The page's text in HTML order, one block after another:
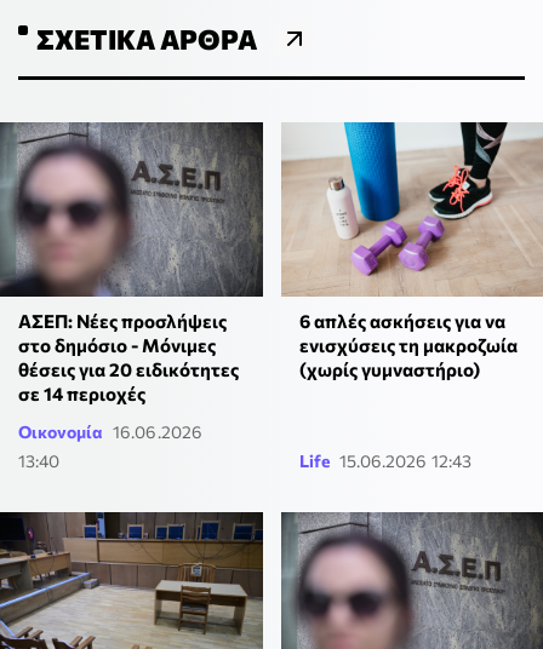
ΣΧΕΤΙΚΆ ΆΡΘΡΑ
ΑΣΕΠ: Νέες προσλήψεις
στο δημόσιο - Μόνιμες
θέσεις για 20 ειδικότητες
σε 14 περιοχές
Οικονομία 16.06.2026
13:40
6 απλές ασκήσεις για να
ενισχύσεις τη μακροζωία
(χωρίς γυμναστήριο)
Life 15.06.2026 12:43